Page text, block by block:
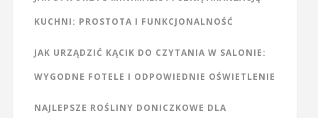
KUCHNI: PROSTOTA I FUNKCJONALNOŚĆ
JAK URZĄDZIĆ KĄCIK DO CZYTANIA W SALONIE:
WYGODNE FOTELE I ODPOWIEDNIE OŚWIETLENIE
NAJLEPSZE ROŚLINY DONICZKOWE DLA